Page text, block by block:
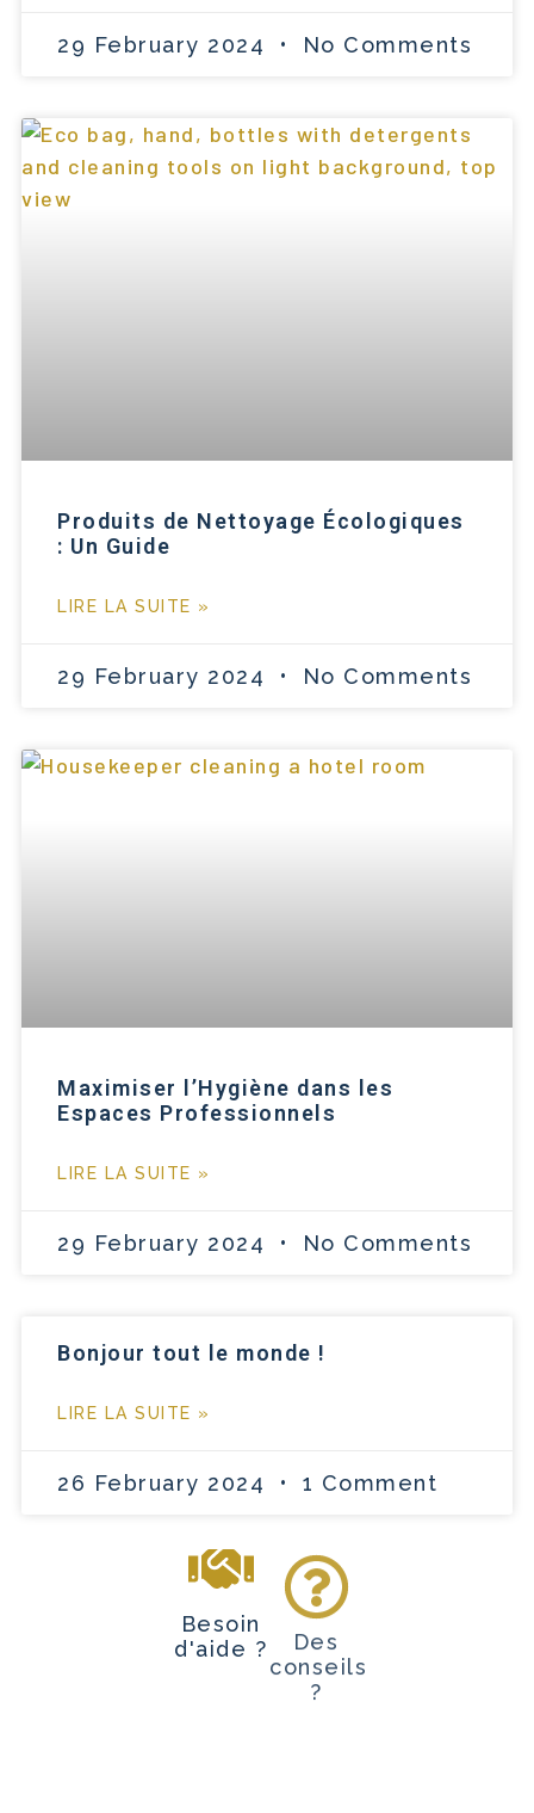
29 February 2024 No Comments
Produits de Nettoyage Écologiques
: Un Guide
LIRE LA SUITE »
29 February 2024 No Comments
Maximiser l’Hygiène dans les
Espaces Professionnels
LIRE LA SUITE »
29 February 2024 No Comments
Bonjour tout le monde !
LIRE LA SUITE »
26 February 2024 1 Comment
Besoin
d'aide ?
Des
conseils
?